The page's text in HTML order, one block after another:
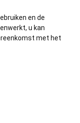
en de
u kan
met het